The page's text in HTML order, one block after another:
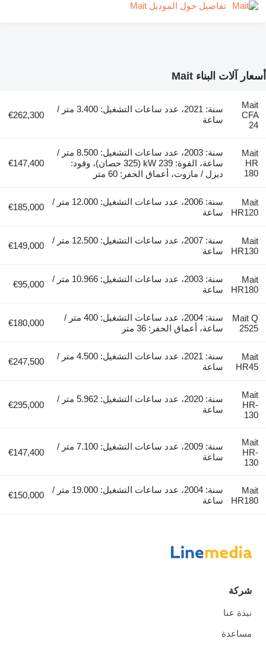
تفاصيل حول الموديل Mait
أسعار آلات البناء Mait
Mait
CFA
24
سنة: 2021، عدد ساعات التشغيل: 3.400 متر /
ساعة
€262,300
Mait
HR
180
سنة: 2003، عدد ساعات التشغيل: 8.500 متر /
ساعة، القوة: 239 kW (325 حصان)، وقود:
ديزل / مازوت، أعماق الحفر: 60 متر
€147,400
Mait
HR120
سنة: 2006، عدد ساعات التشغيل: 12.000 متر /
ساعة
€185,000
Mait
HR130
سنة: 2007، عدد ساعات التشغيل: 12.500 متر /
ساعة
€149,000
Mait
HR180
سنة: 2003، عدد ساعات التشغيل: 10.966 متر /
ساعة
€95,000
Mait Q
2525
سنة: 2004، عدد ساعات التشغيل: 400 متر /
ساعة، أعماق الحفر: 36 متر
€180,000
Mait
HR45
سنة: 2021، عدد ساعات التشغيل: 4.500 متر /
ساعة
€247,500
Mait
HR-
130
سنة: 2020، عدد ساعات التشغيل: 5.962 متر /
ساعة
€295,000
Mait
HR-
130
سنة: 2009، عدد ساعات التشغيل: 7.100 متر /
ساعة
€147,400
Mait
HR180
سنة: 2004، عدد ساعات التشغيل: 19.000 متر /
ساعة
€150,000
شركة
نبذة عنا
مساعدة